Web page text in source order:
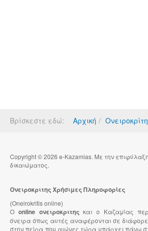
Βρίσκεστε εδώ: Αρχική
Copyright © 2026 e-Kazamias. Με την
δικαιώματος.
Ονειροκριτης Χρήσιμες Πληροφορίες
(Oneirokritis online)
Ο online ονειροκριτηςκαι ο Καζαμίας
όνειρα όπως αυτές αναφέρονται σε
στην πείρα που αιώνες τώρα υπάρχει πάνω